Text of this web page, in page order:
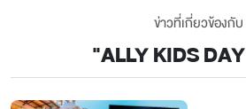
ข่าวที่เกี่ยวข้องกับ
"ALLY KIDS